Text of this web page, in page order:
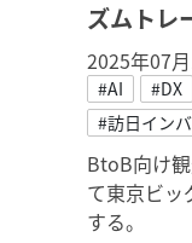
ズムトレ
2025年07
#AI #DX
#訪日イン
BtoB向け
て東京ビッ
する。